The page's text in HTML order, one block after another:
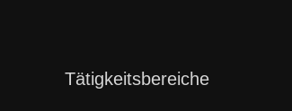
Navigation
Tätigkeitsbereiche